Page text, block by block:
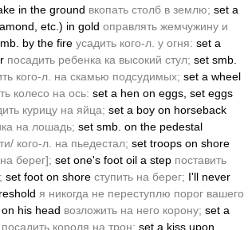
in the ground вкопать столб в землю; set a
etc.) in gold оправлять жемчужину и
by the fire усадить кого-л. у огня: set a
посадить ребенка ка высокий стул; set smb.
кого-л. на скамью подсудимых; set a wheel
колесо на ось: set a hen on eggs, set eggs
курицу на яйца; set a boy on horseback
на лошадь; set smb. on the pedestal
кого-л. на пьедестал; set troops on shore
берег]; set one's foot oil a step поставить
set foot on shore ступить на берег; I'll never
я никогда не переступлю порог вашего
his head возложить на него корону; set a
посадить короля на трон; set a kiss upon